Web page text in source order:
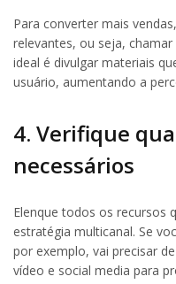
Para converter mais
relevantes, ou seja,
ideal é divulgar materiais
usuário, aumentando a
4. Verifique
necessários
Elenque todos os recursos
estratégia multicanal. Se
por exemplo, vai precisar
vídeo e social media para